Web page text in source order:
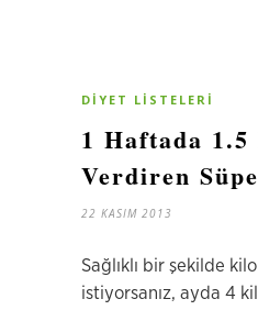
DIYET LISTELERI
1 Haftada
Verdiren
22 KASIM 2013
Sağlıklı bir şekilde
istiyorsanız, ayda 4